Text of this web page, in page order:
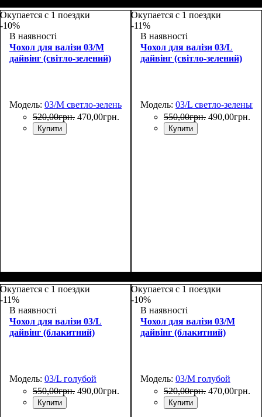
Окупается с 1 поездки
-10%
В наявності
Чохол для валізи 03/M
дайвінг (світло-зелений)
Модель: 03/M светло-зеленый
520,00грн. 470,00грн.
Купити
Окупается с 1 поездки
-11%
В наявності
Чохол для валізи 03/L
дайвінг (світло-зелений)
Модель: 03/L светло-зеленый
550,00грн. 490,00грн.
Купити
Окупается с 1 поездки
-11%
В наявності
Чохол для валізи 03/L
дайвінг (блакитний)
Модель: 03/L голубой
550,00грн. 490,00грн.
Купити
Окупается с 1 поездки
-10%
В наявності
Чохол для валізи 03/M
дайвінг (блакитний)
Модель: 03/M голубой
520,00грн. 470,00грн.
Купити